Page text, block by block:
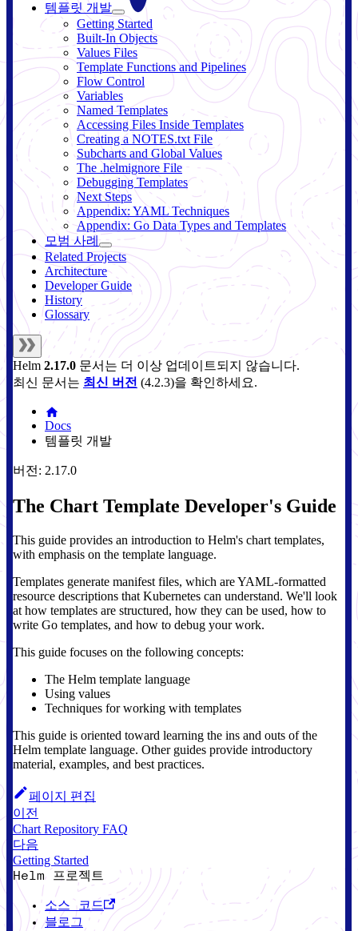
템플릿 개발
Getting Started
Built-In Objects
Values Files
Template Functions and Pipelines
Flow Control
Variables
Named Templates
Accessing Files Inside Templates
Creating a NOTES.txt File
Subcharts and Global Values
The .helmignore File
Debugging Templates
Next Steps
Appendix: YAML Techniques
Appendix: Go Data Types and Templates
모범 사례
Related Projects
Architecture
Developer Guide
History
Glossary
Helm 2.17.0 문서는 더 이상 업데이트되지 않습니다.
최신 문서는 최신 버전 (4.2.3)을 확인하세요.
Docs
템플릿 개발
버전: 2.17.0
The Chart Template Developer's Guide
This guide provides an introduction to Helm's chart templates,
with emphasis on the template language.
Templates generate manifest files, which are YAML-formatted
resource descriptions that Kubernetes can understand. We'll look
at how templates are structured, how they can be used, how to
write Go templates, and how to debug your work.
This guide focuses on the following concepts:
The Helm template language
Using values
Techniques for working with templates
This guide is oriented toward learning the ins and outs of the
Helm template language. Other guides provide introductory
material, examples, and best practices.
페이지 편집
이전
Chart Repository FAQ
다음
Getting Started
Helm 프로젝트
소스 코드
블로그